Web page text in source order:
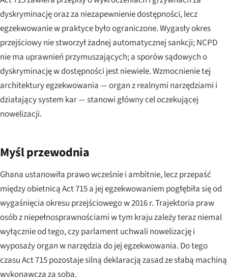
dyskryminację oraz za niezapewnienie dostępności, lecz
egzekwowanie w praktyce było ograniczone. Wygasły okres
przejściowy nie stworzył żadnej automatycznej sankcji; NCPD
nie ma uprawnień przymuszających; a sporów sądowych o
dyskryminację w dostępności jest niewiele. Wzmocnienie tej
architektury egzekwowania — organ z realnymi narzędziami i
działający system kar — stanowi główny cel oczekującej
nowelizacji.
Myśl przewodnia
Ghana ustanowiła prawo wcześnie i ambitnie, lecz przepaść
między obietnicą Act 715 a jej egzekwowaniem pogłębiła się od
wygaśnięcia okresu przejściowego w 2016 r. Trajektoria praw
osób z niepełnosprawnościami w tym kraju zależy teraz niemal
wyłącznie od tego, czy parlament uchwali nowelizację i
wyposaży organ w narzędzia do jej egzekwowania. Do tego
czasu Act 715 pozostaje silną deklaracją zasad ze słabą machiną
wykonawczą za sobą.